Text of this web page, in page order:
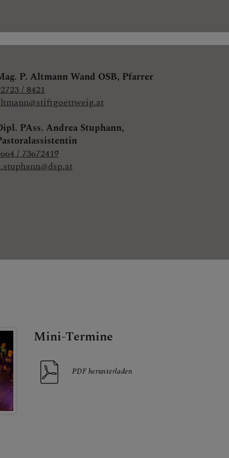
P. Altmann Wand OSB, Pfarrer
/ 8421
PAss. Andrea Stuphann,
/ 73672419
Mini-Termine
PDF herunterladen